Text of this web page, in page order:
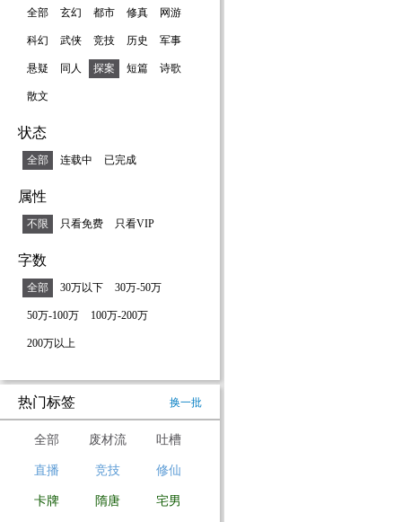
全部 玄幻 都市 修真 网游
科幻 武侠 竞技 历史 军事
悬疑 同人 探案 短篇 诗歌
散文
状态
全部 连载中 已完成
属性
不限 只看免费 只看VIP
字数
全部 30万以下 30万-50万
50万-100万 100万-200万
200万以上
热门标签 换一批
全部 废材流 吐槽
直播 竞技 修仙
卡牌 隋唐 宅男